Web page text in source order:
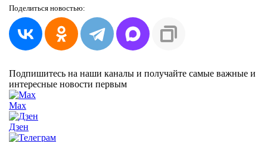
Поделиться новостью:
Подпишитесь на наши каналы и получайте самые важные и
интересные новости первым
Max
Дзен